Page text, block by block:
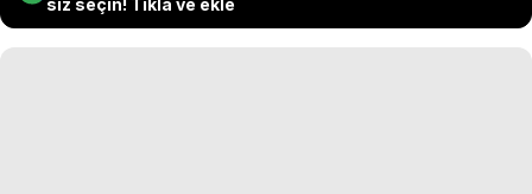
siz seçin! Tıkla ve ekle